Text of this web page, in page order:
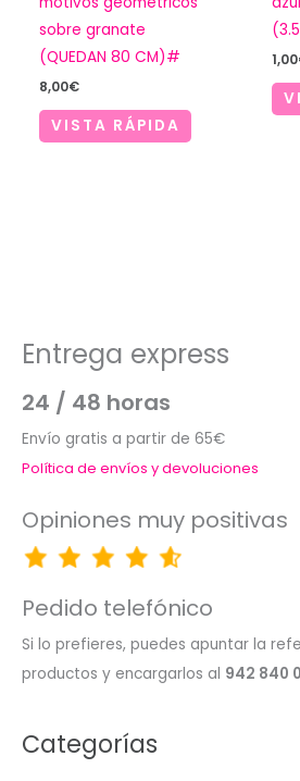
sobre granate
(QUEDAN 80 CM)#
8,00€
VISTA RÁPIDA
1,00
Entrega express
24 / 48 horas
Envío gratis a partir de 65€
Política de envíos y devoluciones
Opiniones muy positivas
Pedido telefónico
Si lo prefieres, puedes apuntar la
productos y encargarlos al 942 840
Categorías